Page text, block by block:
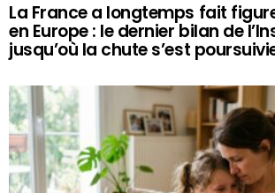
La France a longtemps fait
en Europe : le dernier bilan de
jusqu’où la chute s’est